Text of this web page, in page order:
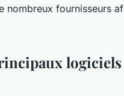
nombreux fournisseurs
logiciels